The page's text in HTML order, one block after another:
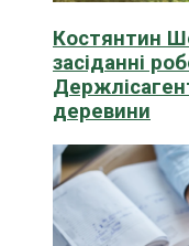
Костянтин
засіданні
деревини